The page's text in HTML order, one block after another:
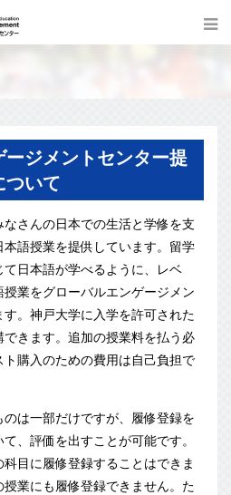
ージメントセンター提
ついて
さんの日本での生活と学修を支
語授業を提供しています。留学
日本語が学べるように、レベ
業をグローバルエンゲージメン
す。神戸大学に入学を許可された
きます。追加の授業料を払う必
購入のための費用は自己負担で
は一部だけですが、履修登録を
、評価を出すことが可能です。
科目に履修登録することはできま
業にも履修登録できません。た